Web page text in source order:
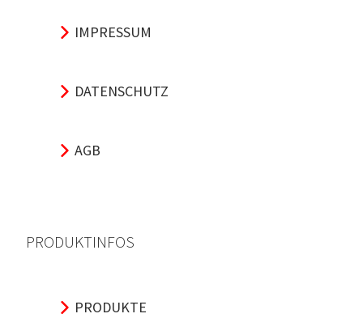
IMPRESSUM
DATENSCHUTZ
AGB
PRODUKTINFOS
PRODUKTE